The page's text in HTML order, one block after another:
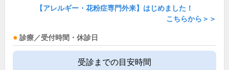
【アレルギー・花粉症専門外来】はじめました！
こちらから＞＞
診療／受付時間・休診日
受診までの目安時間